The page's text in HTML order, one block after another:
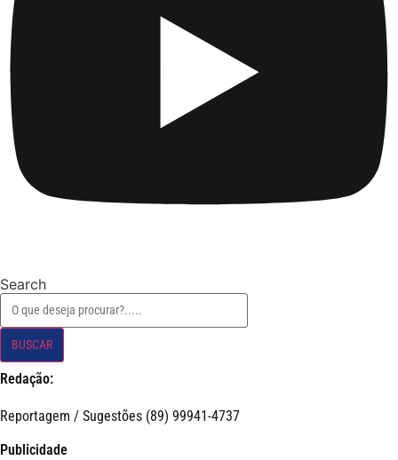
Search
BUSCAR
Redação:
Reportagem / Sugestões (89) 99941-4737
Publicidade